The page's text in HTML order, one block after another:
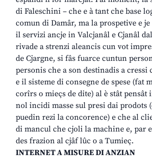
di Faleschini – che e à tant che base
comun di Damâr, ma la prospetive e
il servizi ancje in Valcjanâl e Cjanâl
rivade a strenzi aleancis cun vot
de Cjargne, si fâs fuarce cuntun
personis che a son destinadis a cressi
e il sisteme di consegne de spese (fat
corîrs o mieçs de dite) al è stât pensât
nol incidi masse sul presi dai prodots
puedin rezi la concorence) e che al
di mancul che cjoli la machine e, par
des frazion al cjâf lûc o a Tumieç.
INTERNET A MISURE DI ANZIAN